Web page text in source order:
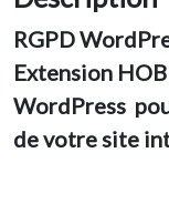
RGPD
Extension
WordPress
de votre site